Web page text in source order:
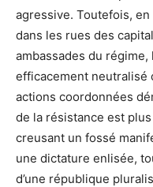
agressive. Toutefois,
dans les rues des
ambassades du
efficacement neutralisé
actions coordonnées
de la résistance est
creusant un fossé
une dictature enlisée,
d’une république